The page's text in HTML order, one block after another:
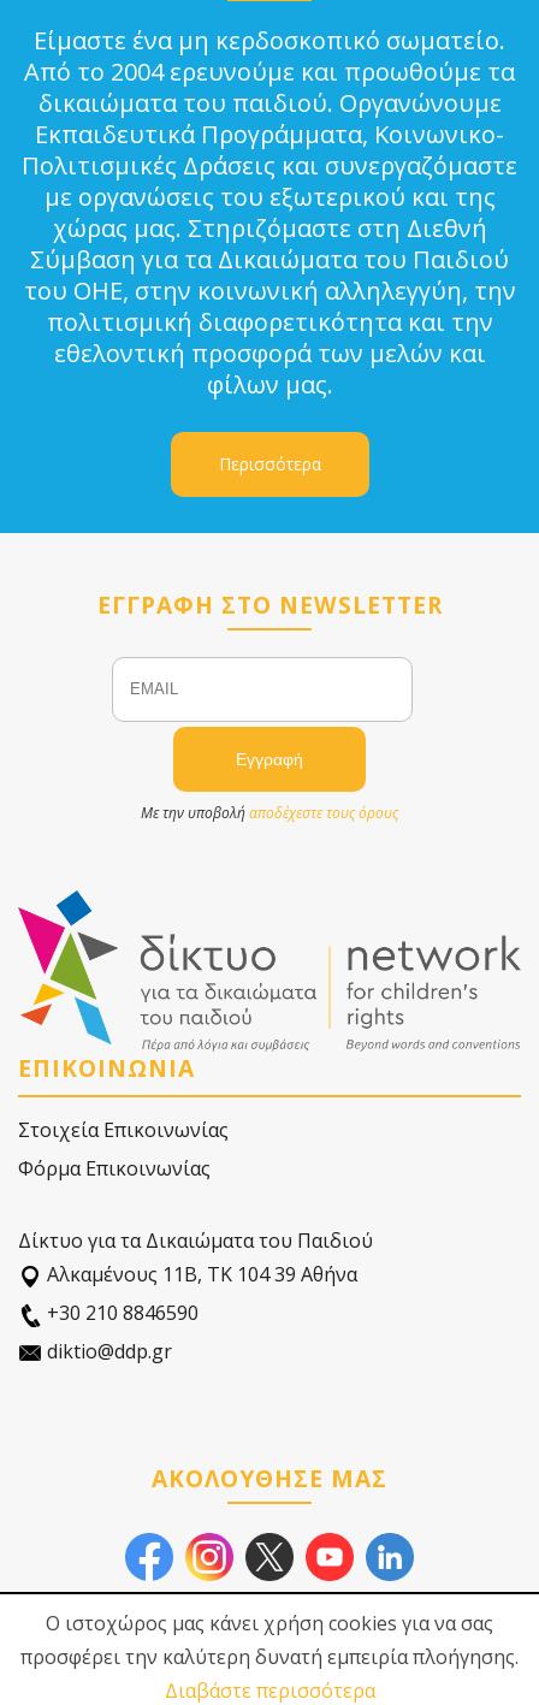
Είμαστε ένα μη κερδοσκοπικό σωματείο.
Από το 2004 ερευνούμε και προωθούμε τα
δικαιώματα του παιδιού. Οργανώνουμε
Εκπαιδευτικά Προγράμματα, Κοινωνικο-
Πολιτισμικές Δράσεις και συνεργαζόμαστε
με οργανώσεις του εξωτερικού και της
χώρας μας. Στηριζόμαστε στη Διεθνή
Σύμβαση για τα Δικαιώματα του Παιδιού
του ΟΗΕ, στην κοινωνική αλληλεγγύη, την
πολιτισμική διαφορετικότητα και την
εθελοντική προσφορά των μελών και
φίλων μας.
Περισσότερα
ΕΓΓΡΑΦΗ ΣΤΟ NEWSLETTER
Email
Με την υποβολήαποδέχεστε τους όρους
ΕΠΙΚΟΙΝΩΝΙΑ
Στοιχεία Επικοινωνίας
Φόρμα Επικοινωνίας
Δίκτυο για τα Δικαιώματα του Παιδιού
Αλκαµένους 11Β, ΤΚ 104 39 Αθήνα
+30 210 8846590
diktio@ddp.gr
ΑΚΟΛΟΥΘΗΣΕ ΜΑΣ
Δίκτυο για τα
Πολιτική Προστασίας
Ο ιστοχώρος μας κάνει χρήση cookies για να σας
προσφέρει την καλύτερη δυνατή εμπειρία πλοήγησης.
Διαβάστε περισσότερα